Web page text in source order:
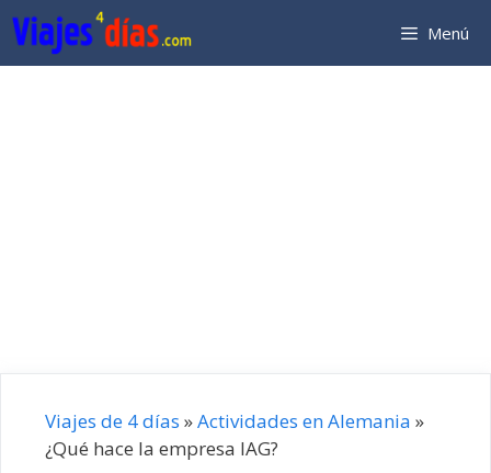
Saltar
al
contenido
Menú
Viajes de 4 días »Actividades en Alemania »
¿Qué hace la empresa IAG?